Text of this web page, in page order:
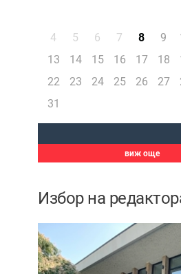
4
5 6 7 8 9
13
14 15 16 17 18
22
23 24 25 26 27
31
виж още
Избор на